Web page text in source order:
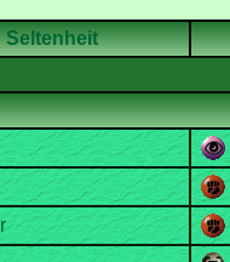
Seltenheit